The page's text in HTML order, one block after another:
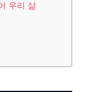
우리 삶